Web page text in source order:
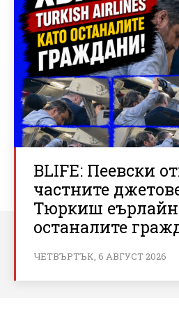
BLIFE: Пеевски
частните
Тюркиш
останалите
ЧЕТВЪРТЪК, 6 АВГУСТ 2026